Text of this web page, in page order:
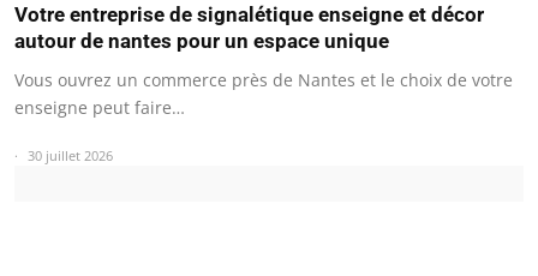
Votre entreprise de signalétique enseigne et décor
autour de nantes pour un espace unique
Vous ouvrez un commerce près de Nantes et le choix de votre
enseigne peut faire…
30 juillet 2026